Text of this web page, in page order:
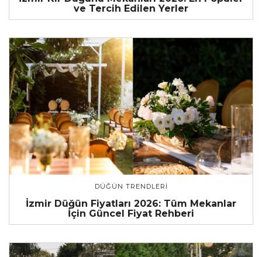
ve Tercih Edilen Yerler
DÜĞÜN TRENDLERI
İzmir Düğün Fiyatları 2026: Tüm Mekanlar
İçin Güncel Fiyat Rehberi